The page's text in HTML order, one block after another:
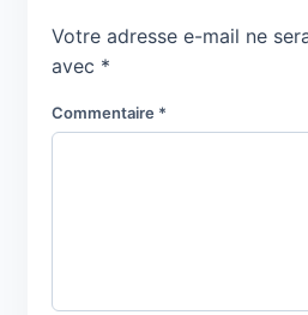
Votre adresse e-mail ne
avec *
Commentaire *